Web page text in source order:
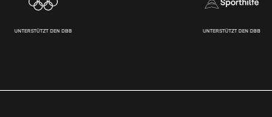
UNTERSTÜTZT DEN DBB UNTERSTÜTZT DEN DBB